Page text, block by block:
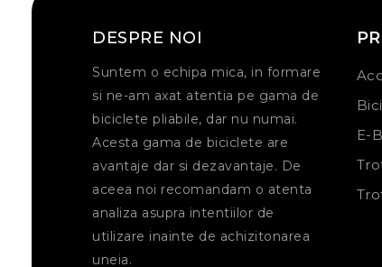
DESPRE NOI
Suntem o echipa mica, in formare
si ne-am axat atentia pe gama de
biciclete pliabile, dar nu numai.
Acesta gama de biciclete are
avantaje dar si dezavantaje. De
aceea noi recomandam o atenta
analiza asupra intentiilor de
utilizare inainte de achizitonarea
uneia.
E-